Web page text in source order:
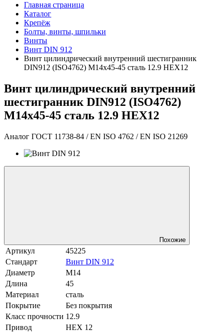
Главная страница
Каталог
Крепёж
Болты, винты, шпильки
Винты
Винт DIN 912
Винт цилиндрический внутренний шестигранник
DIN912 (ISO4762) М14х45-45 сталь 12.9 HEX12
Винт цилиндрический внутренний
шестигранник DIN912 (ISO4762)
М14х45-45 сталь 12.9 HEX12
Аналог ГОСТ 11738-84 / EN ISO 4762 / EN ISO 21269
Похожие
Артикул
45225
Стандарт
Винт DIN 912
Диаметр
М14
Длина
45
Материал
сталь
Покрытие
Без покрытия
Класс прочности 12.9
Привод
HEX 12